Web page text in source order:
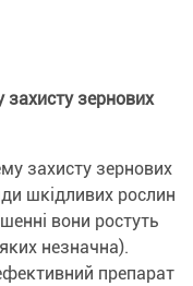
зернових
захисту зернових
шкідливих рослин
вони ростуть
незначна).
препарат